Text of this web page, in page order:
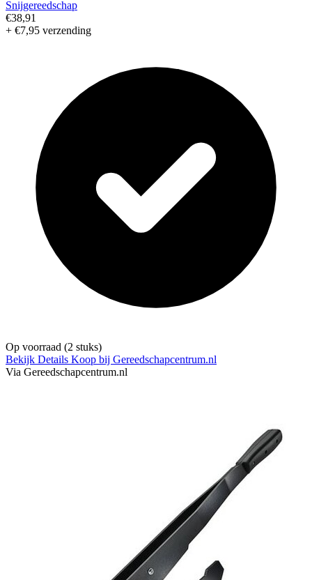
Snijgereedschap
€38,91
+ €7,95 verzending
Op voorraad (2 stuks)
Bekijk Details Koop bij Gereedschapcentrum.nl
Via Gereedschapcentrum.nl